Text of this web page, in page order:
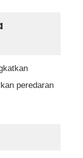
peredaran